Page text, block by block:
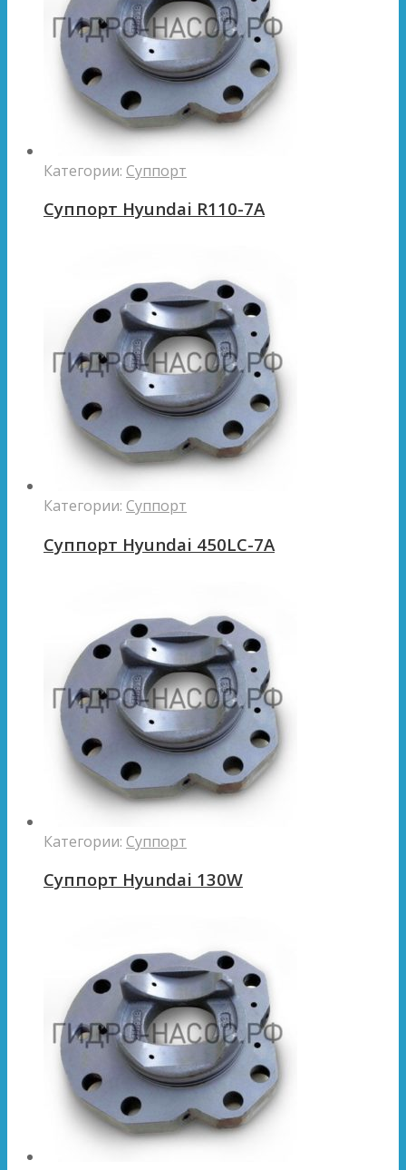
Категории: Суппорт
Суппорт Hyundai R110-7A
Категории: Суппорт
Суппорт Hyundai 450LC-7A
Категории: Суппорт
Суппорт Hyundai 130W